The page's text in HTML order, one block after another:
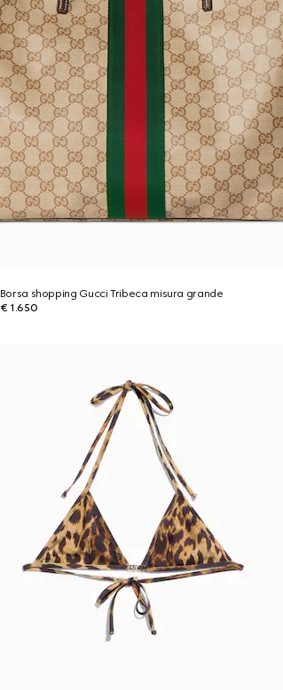
Borsa shopping Gucci Tribeca misura grande
€ 1.650